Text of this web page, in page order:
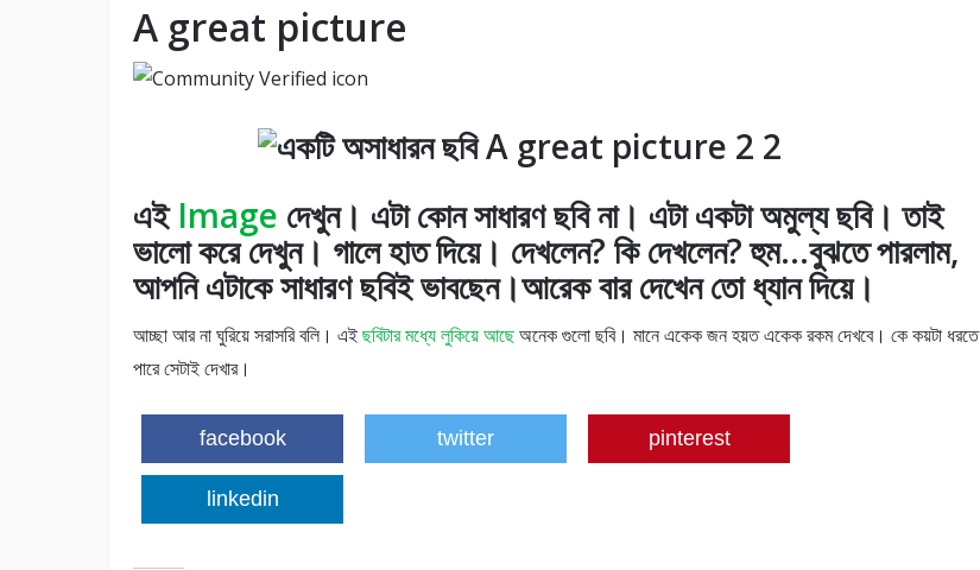
A great picture
এই Image দেখুন। এটা কোন সাধারণ ছবি না। এটা একটা অমুল্য ছবি। তাই
ভালো করে দেখুন। গালে হাত দিয়ে। দেখলেন? কি দেখলেন? হুম…বুঝতে পারলাম,
আপনি এটাকে সাধারণ ছবিই ভাবছেন।আরেক বার দেখেন তো ধ্যান দিয়ে।
আচ্ছা আর না ঘুরিয়ে সরাসরি বলি। এইছবিটার মধ্যে লুকিয়ে আছেঅনেক গুলো ছবি। মানে একেক জন হয়ত একেক রকম দেখবে। কে কয়টা ধরতে
পারে সেটাই দেখার।
facebook twitter pinterest
linkedin